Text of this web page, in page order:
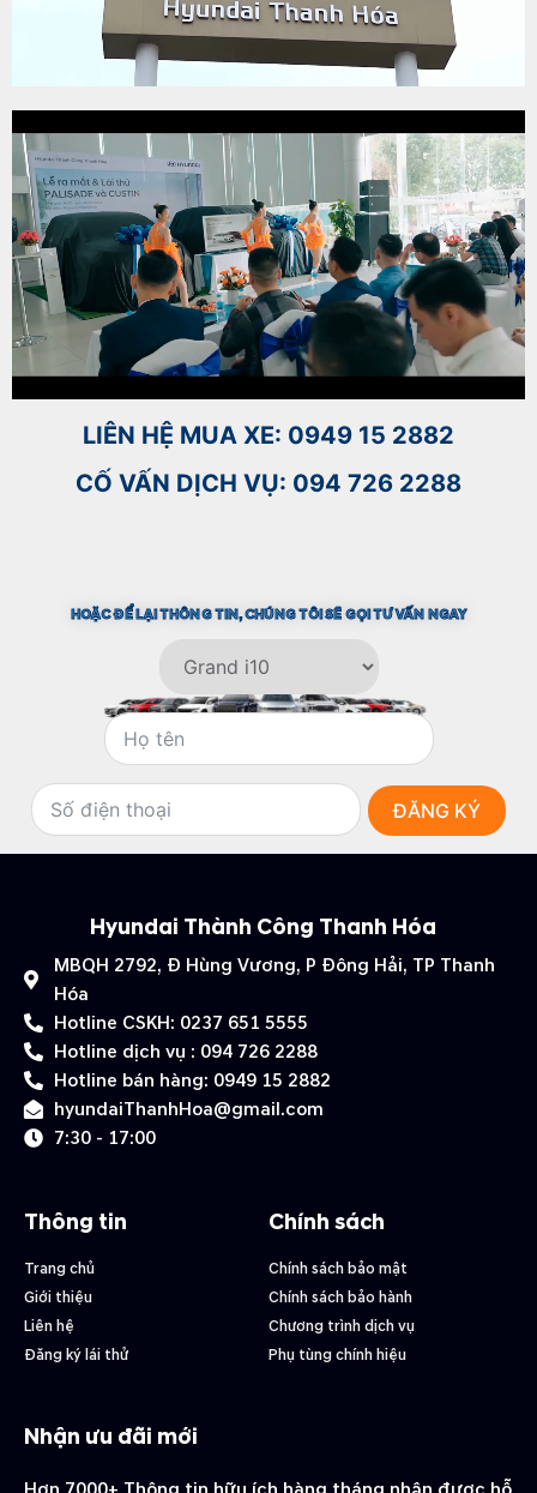
LIÊN HỆ MUA XE: 0949 15 2882
CỐ VẤN DỊCH VỤ: 094 726 2288
HOẶC ĐỂ LẠI THÔNG TIN, CHÚNG TÔI SẼ GỌI TƯ VẤN NGAY​
ĐĂNG KÝ
Hyundai Thành Công Thanh Hóa
MBQH 2792, Đ Hùng Vương, P Đông Hải, TP Thanh
Hóa
Hotline CSKH: 0237 651 5555
Hotline dịch vụ : 094 726 2288
Hotline bán hàng: 0949 15 2882
hyundaiThanhHoa@gmail.com
7:30 - 17:00
Thông tin
Trang chủ
Giới thiệu
Liên hệ
Đăng ký lái thử
Chính sách
Chính sách bảo mật
Chính sách bảo hành
Chương trình dịch vụ
Phụ tùng chính hiệu
Nhận ưu đãi mới